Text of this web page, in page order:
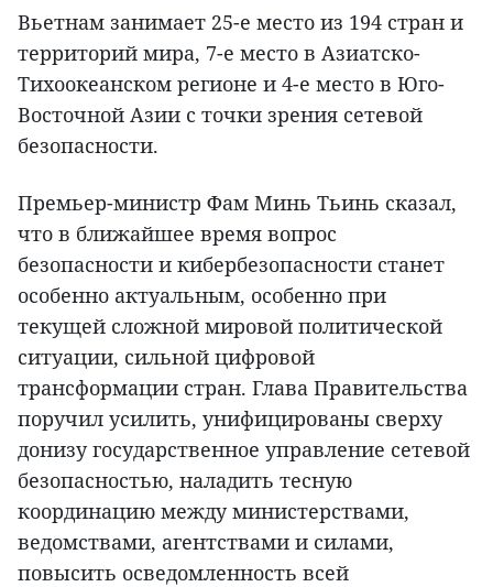
Вьетнам занимает 25-е место из 194 стран и
территорий мира, 7-е место в Азиатско-
Тихоокеанском регионе и 4-е место в Юго-
Восточной Азии с точки зрения сетевой
безопасности.
Премьер-министр Фам Минь Тьинь сказал,
что в ближайшее время вопрос
безопасности и кибербезопасности станет
особенно актуальным, особенно при
текущей сложной мировой политической
ситуации, сильной цифровой
трансформации стран. Глава Правительства
поручил усилить, унифицированы сверху
донизу государственное управление сетевой
безопасностью, наладить тесную
координацию между министерствами,
ведомствами, агентствами и силами,
повысить осведомленность всей